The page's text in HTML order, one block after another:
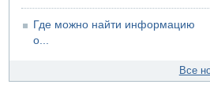
Где можно найти информацию
о...
Все